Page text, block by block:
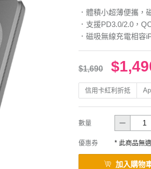
．體積小超薄便攜，
．支援PD3.0/2.0，
．磁吸無線充電相容
$1,690
信用卡紅利折抵
數量
優惠券 * 此商品無
加入購物